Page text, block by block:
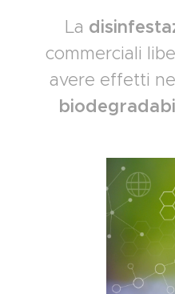
La
commerciali
avere effetti